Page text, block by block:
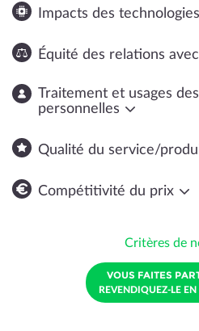
Impacts des
Équité des relations
Traitement et usages
personnelles
Qualité du service/
Compétitivité du prix
Critères de
VOUS FAITES
REVENDIQUEZ-LE